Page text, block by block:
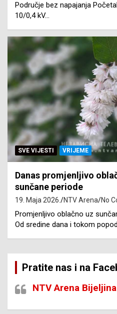
Područje bez napajanja
10/0,4 kV…
SVE VIJESTI VRIJEME
Danas promjenljivo
sunčane periode
19. Maja 2026. NTV Arena No
Promjenljivo oblačno uz
Od sredine dana i tokom
Pratite nas i na
NTV Arena Bijeljina